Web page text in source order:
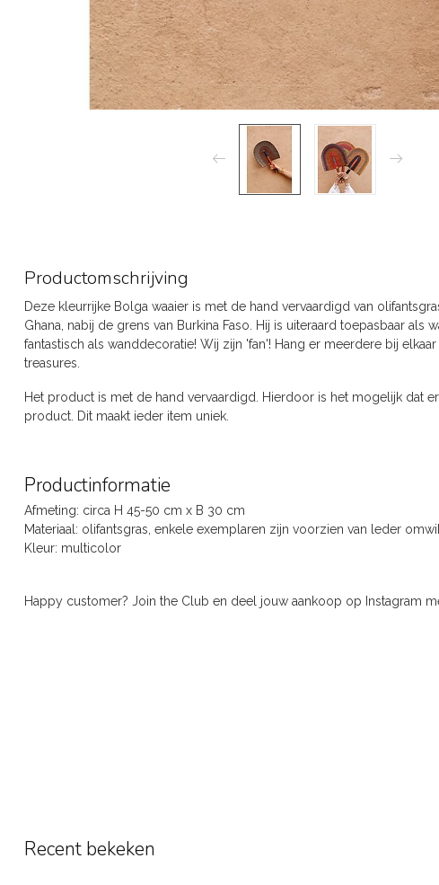
Productomschrijving
Deze kleurrijke Bolga waaier is met de hand vervaardigd van
Ghana, nabij de grens van Burkina Faso. Hij is uiteraard toepasbaar als
fantastisch als wanddecoratie! Wij zijn 'fan'! Hang er meerdere bij
treasures.
Het product is met de hand vervaardigd. Hierdoor is het mogelijk dat
product. Dit maakt ieder item uniek.
Productinformatie
Afmeting: circa H 45-50 cm x B 30 cm
Materiaal: olifantsgras, enkele exemplaren zijn voorzien van leder
Kleur: multicolor
Happy customer? Join the Club en deel jouw aankoop op Instagram
Recent bekeken